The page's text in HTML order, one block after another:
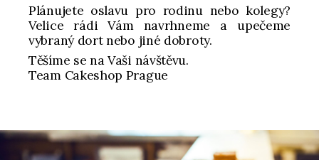
Plánujete oslavu pro rodinu nebo kolegy?
Velice rádi Vám navrhneme a upečeme
vybraný dort nebo jiné dobroty.
Těšíme se na Vaši návštěvu.
Team Cakeshop Prague